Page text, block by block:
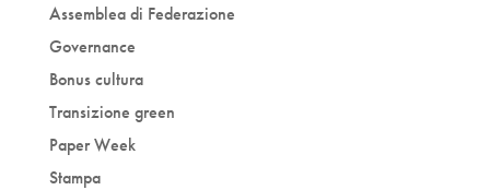
Assemblea di Federazione
Governance
Bonus cultura
Transizione green
Paper Week
Stampa